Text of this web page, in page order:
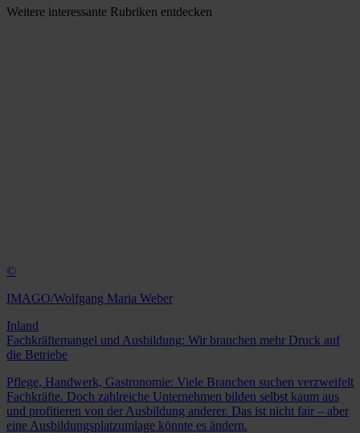
Weitere interessante Rubriken entdecken
©
IMAGO/Wolfgang Maria Weber
Inland
Fachkräftemangel und Ausbildung: Wir brauchen mehr Druck auf
die Betriebe
Pflege, Handwerk, Gastronomie: Viele Branchen suchen verzweifelt
Fachkräfte. Doch zahlreiche Unternehmen bilden selbst kaum aus
und profitieren von der Ausbildung anderer. Das ist nicht fair – aber
eine Ausbildungsplatzumlage könnte es ändern.